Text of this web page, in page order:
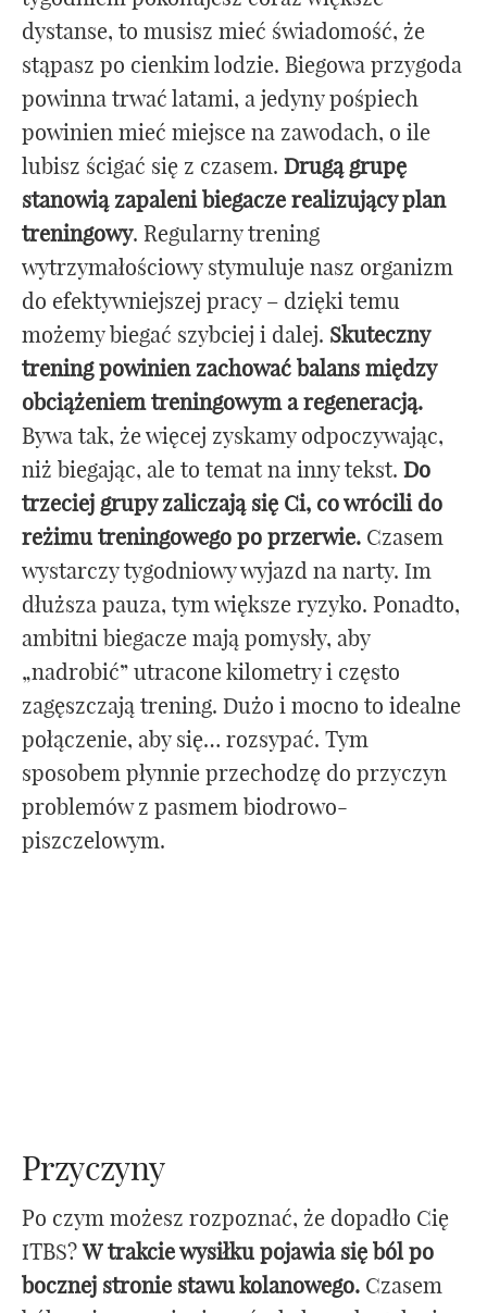
dystanse, to musisz mieć świadomość, że
stąpasz po cienkim lodzie. Biegowa przygoda
powinna trwać latami, a jedyny pośpiech
powinien mieć miejsce na zawodach, o ile
lubisz ścigać się z czasem. Drugą grupę
stanowią zapaleni biegacze realizujący plan
treningowy. Regularny trening
wytrzymałościowy stymuluje nasz organizm
do efektywniejszej pracy – dzięki temu
możemy biegać szybciej i dalej. Skuteczny
trening powinien zachować balans między
obciążeniem treningowym a regeneracją.
Bywa tak, że więcej zyskamy odpoczywając,
niż biegając, ale to temat na inny tekst. Do
trzeciej grupy zaliczają się Ci, co wrócili do
reżimu treningowego po przerwie. Czasem
wystarczy tygodniowy wyjazd na narty. Im
dłuższa pauza, tym większe ryzyko. Ponadto,
ambitni biegacze mają pomysły, aby
„nadrobić” utracone kilometry i często
zagęszczają trening. Dużo i mocno to idealne
połączenie, aby się… rozsypać. Tym
sposobem płynnie przechodzę do przyczyn
problemów z pasmem biodrowo-
piszczelowym.
Przyczyny
Po czym możesz rozpoznać, że dopadło Cię
ITBS?W trakcie wysiłku pojawia się ból po
bocznej stronie stawu kolanowego. Czasem